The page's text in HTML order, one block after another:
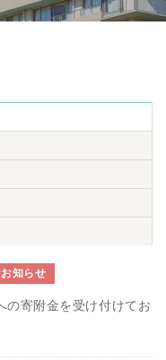
知らせ
の寄附金を受け付けてお